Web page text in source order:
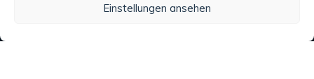
Einstellungen ansehen
Wasseraufbereitung